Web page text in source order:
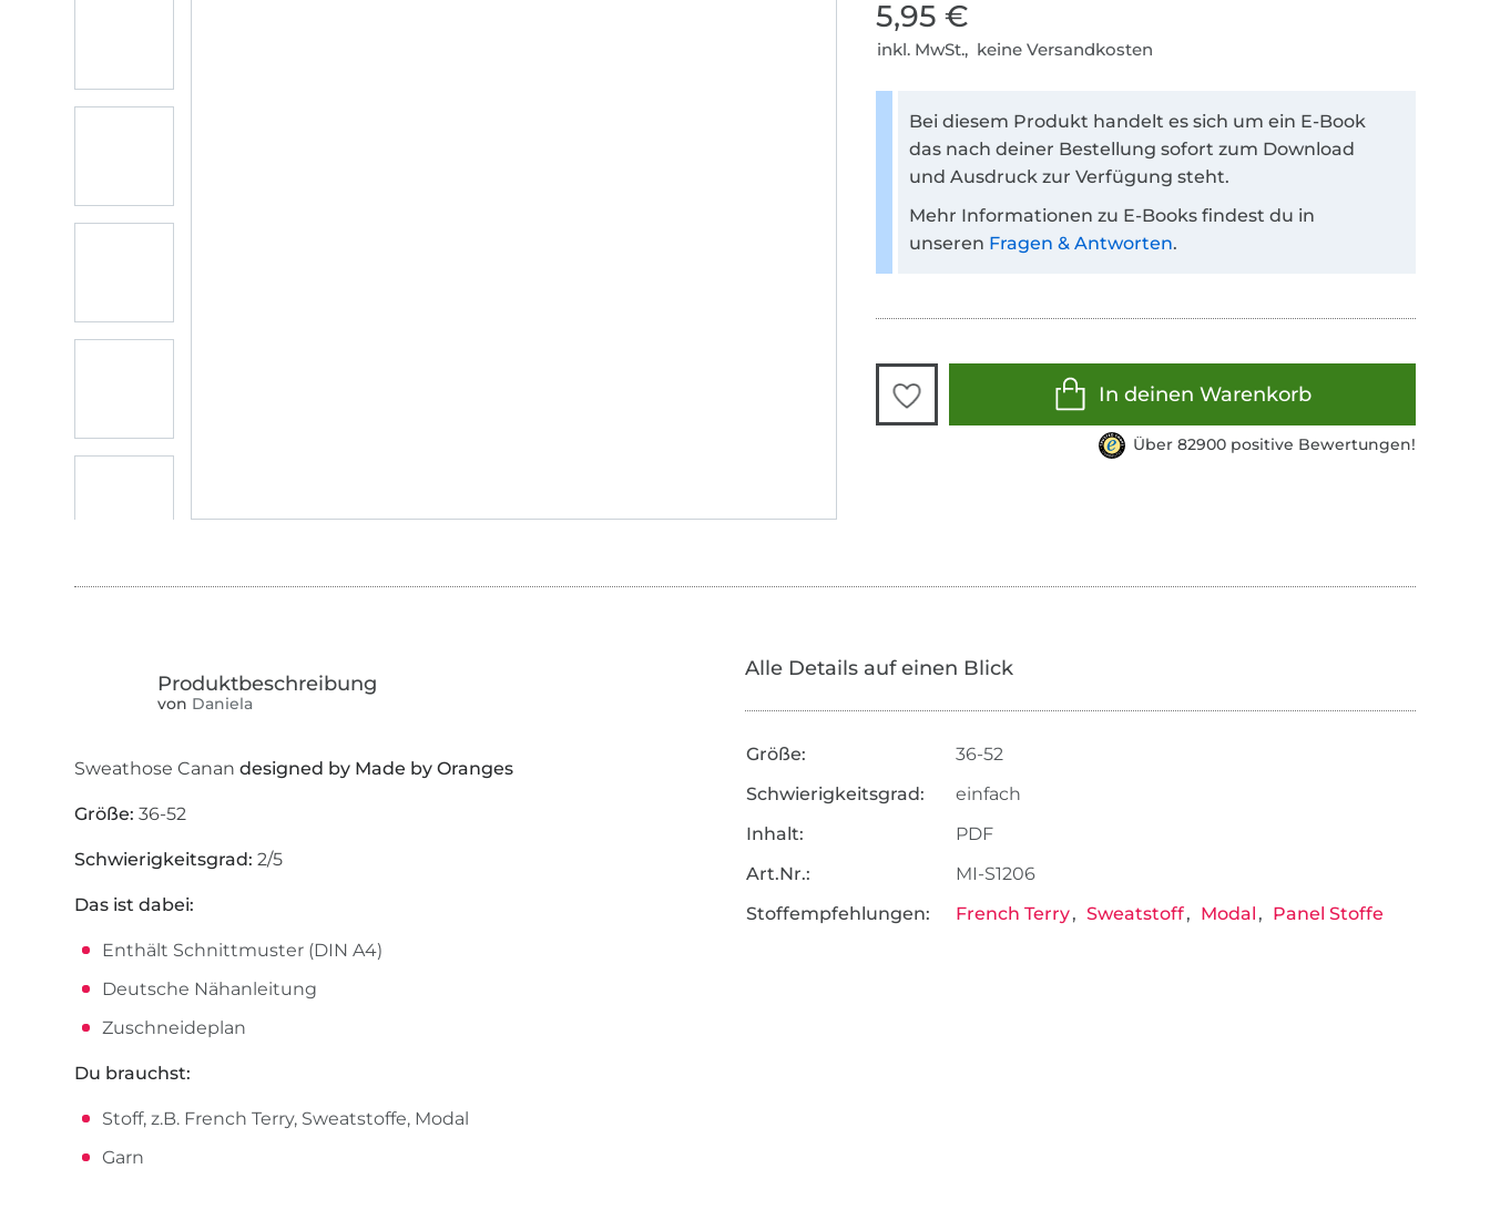
5,95 €
inkl. MwSt., keine Versandkosten
Bei diesem Produkt handelt es sich um ein E-Book
das nach deiner Bestellung sofort zum Download
und Ausdruck zur Verfügung steht.
Mehr Informationen zu E-Books findest du in
unseren Fragen & Antworten.
In deinen Warenkorb
Über 82900 positive Bewertungen!
von Daniela
Sweathose Canandesigned by Made by Oranges
Größe: 36-52
Schwierigkeitsgrad: 2/5
Das ist dabei:
Enthält Schnittmuster (DIN A4)
Deutsche Nähanleitung
Zuschneideplan
Du brauchst:
Stoff, z.B. French Terry, Sweatstoffe, Modal
Garn
Alle Details auf einen Blick
Größe:
36-52
Schwierigkeitsgrad:
einfach
Inhalt:
PDF
Art.Nr.:
MI-S1206
Stoffempfehlungen:
French Terry Sweatstoff Modal Panel Stoffe